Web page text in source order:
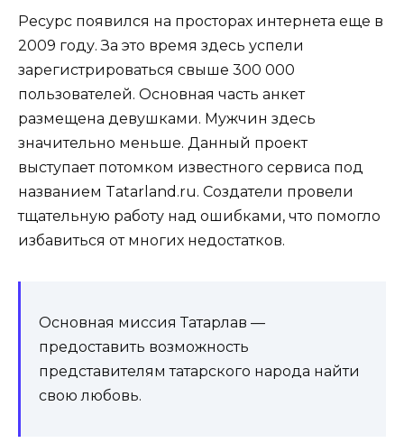
Ресурс появился на просторах интернета еще в
2009 году. За это время здесь успели
зарегистрироваться свыше 300 000
пользователей. Основная часть анкет
размещена девушками. Мужчин здесь
значительно меньше. Данный проект
выступает потомком известного сервиса под
названием Tatarland.ru. Создатели провели
тщательную работу над ошибками, что помогло
избавиться от многих недостатков.
Основная миссия Татарлав —
предоставить возможность
представителям татарского народа найти
свою любовь.